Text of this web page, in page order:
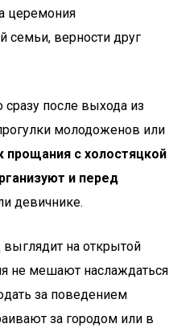
церемония
семьи, верности друг
сразу после выхода из
молодоженов или
прощания с холостяцкой
и перед
девичнике.
на открытой
не мешают наслаждаться
за поведением
за городом или в